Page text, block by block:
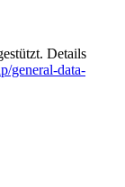
Details
general-data-